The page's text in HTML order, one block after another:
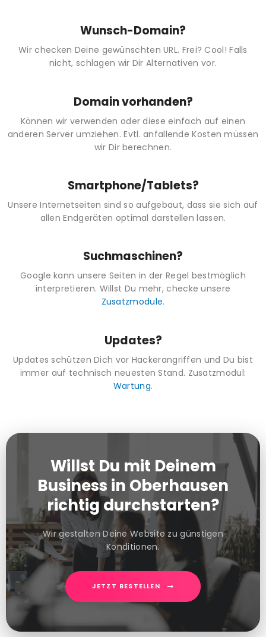
Wunsch-Domain?
Wir checken Deine gewünschten URL. Frei? Cool! Falls
nicht, schlagen wir Dir Alternativen vor.
Domain vorhanden?
Können wir verwenden oder diese einfach auf einen
anderen Server umziehen. Evtl. anfallende Kosten müssen
wir Dir berechnen.
Smartphone/Tablets?
Unsere Internetseiten sind so aufgebaut, dass sie sich auf
allen Endgeräten optimal darstellen lassen.
Suchmaschinen?
Google kann unsere Seiten in der Regel bestmöglich
interpretieren. Willst Du mehr, checke unsere
Zusatzmodule.
Updates?
Updates schützen Dich vor Hackerangriffen und Du bist
immer auf technisch neuesten Stand. Zusatzmodul:
Wartung.
Willst Du mit Deinem
Business in Oberhausen
richtig durchstarten?
Wir gestalten Deine Website zu günstigen
Konditionen.
JETZT BESTELLEN